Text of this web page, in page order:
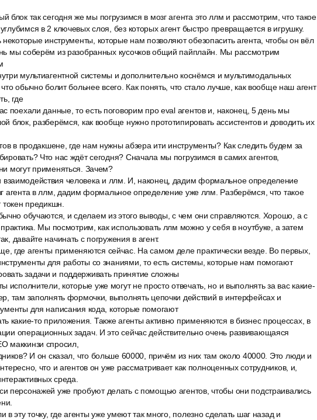
блок так сегодня же мы погрузимся в мозг агента это ллм и рассмотрим, что такое
в 2 ключевых слоя, без которых агент быстро превращается в игрушку.
инструменты, которые нам позволяют обезопасить агента, чтобы он вёл
мы соберём из разобранных кусочков общий пайплайн. Мы рассмотрим
мультиагентной системы и дополнительно коснёмся и мультимодальных
обычно болит больнее всего. Как понять, что стало лучше, как вообще наш агент
где
поехали данные, то есть поговорим про eval агентов и, наконец, 5 день мы
блок, разберёмся, как вообще нужно прототипировать ассистентов и доводить их
в продакшене, где нам нужны абзера ити инструменты? Как следить будем за
Что нас ждёт сегодня? Сначала мы погрузимся в самих агентов,
могут применяться. Зачем?
человека и ллм. И, наконец, дадим формальное определение
агента в ллм, дадим формальное определение уже ллм. Разберёмся, что такое
токен предикшн.
обучаются, и сделаем из этого выводы, с чем они справляются. Хорошо, а с
Мы посмотрим, как использовать ллм можно у себя в ноутбуке, а затем
давайте начинать с погружения в агент.
где агенты применяются сейчас. На самом деле практически везде. Во первых,
для работы со знаниями, то есть системы, которые нам помогают
задачи и поддерживать принятие сложны
исполнители, которые уже могут не просто отвечать, но и выполнять за вас какие-
там заполнять формочки, выполнять цепочки действий в интерфейсах и
для написания кода, которые помогают
какие-то приложения. Также агенты активно применяются в бизнес процессах, в
операционных задач. И это сейчас действительно очень развивающаяся
маккинзи спросил,
И он сказал, что больше 60000, причём из них там около 40000. Это люди и
что и агентов он уже рассматривает как полноценных сотрудников, и,
среда.
персонажей уже пробуют делать с помощью агентов, чтобы они подстраивались
эту точку, где агенты уже умеют так много, полезно сделать шаг назад и